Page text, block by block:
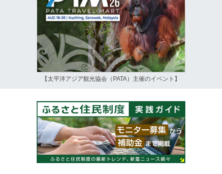
【太平洋アジア観光協会（PATA）主催のイベント】